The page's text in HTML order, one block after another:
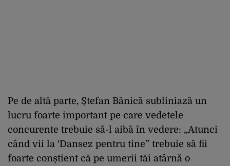
Pe de altă parte, Ștefan Bănică subliniază un
lucru foarte important pe care vedetele
concurente trebuie să-l aibă în vedere: „Atunci
când vii la ‘Dansez pentru tine” trebuie să fii
foarte conștient că pe umerii tăi atârnă o